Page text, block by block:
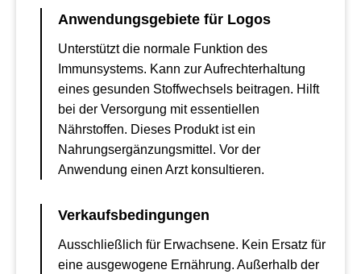
Anwendungsgebiete für Logos
Unterstützt die normale Funktion des
Immunsystems. Kann zur Aufrechterhaltung
eines gesunden Stoffwechsels beitragen. Hilft
bei der Versorgung mit essentiellen
Nährstoffen. Dieses Produkt ist ein
Nahrungsergänzungsmittel. Vor der
Anwendung einen Arzt konsultieren.
Verkaufsbedingungen
Ausschließlich für Erwachsene. Kein Ersatz für
eine ausgewogene Ernährung. Außerhalb der